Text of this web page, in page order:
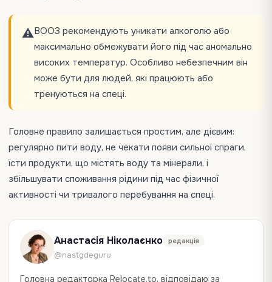
⚠️ВООЗ рекомендують уникати алкоголю або
максимально обмежувати його під час аномально
високих температур. Особливо небезпечним він
може бути для людей, які працюють або
тренуються на спеці.
Головне правило залишається простим, але дієвим:
регулярно пити воду, не чекати появи сильної спраги,
їсти продукти, що містять воду та мінерали, і
збільшувати споживання рідини під час фізичної
активності чи тривалого перебування на спеці.
Анастасія Ніколаєнко редакція
@nastgdeguru
Головна редакторка Relocate.to, відповідаю за